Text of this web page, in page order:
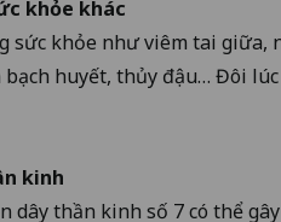
khỏe khác
sức khỏe như viêm tai giữa,
bạch huyết, thủy đậu… Đôi
kinh
dây thần kinh số 7 có thể